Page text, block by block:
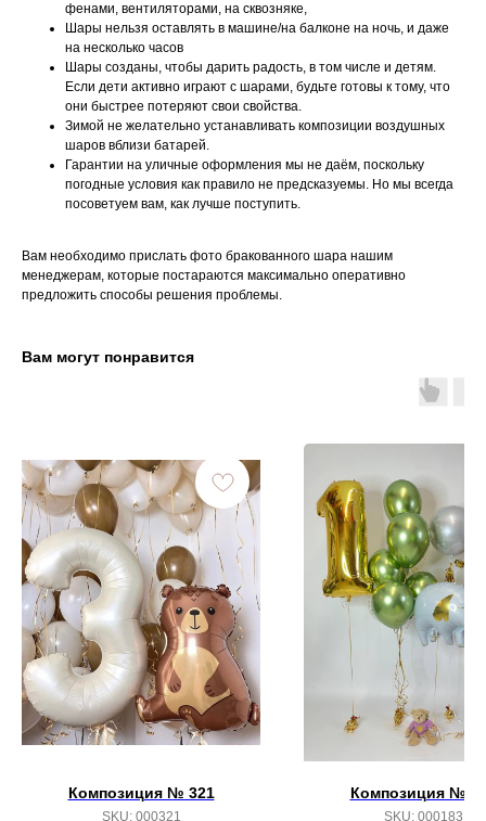
фенами, вентиляторами, на сквозняке,
Шары нельзя оставлять в машине/на балконе на ночь, и даже
на несколько часов
Шары созданы, чтобы дарить радость, в том числе и детям.
Если дети активно играют с шарами, будьте готовы к тому, что
они быстрее потеряют свои свойства.
Зимой не желательно устанавливать композиции воздушных
шаров вблизи батарей.
Гарантии на уличные оформления мы не даём, поскольку
погодные условия как правило не предсказуемы. Но мы всегда
посоветуем вам, как лучше поступить.
Вам необходимо прислать фото бракованного шара нашим
менеджерам, которые постараются максимально оперативно
предложить способы решения проблемы.
Вам могут понравится
Композиция № 321
SKU: 000321
Композиция №
SKU: 000183